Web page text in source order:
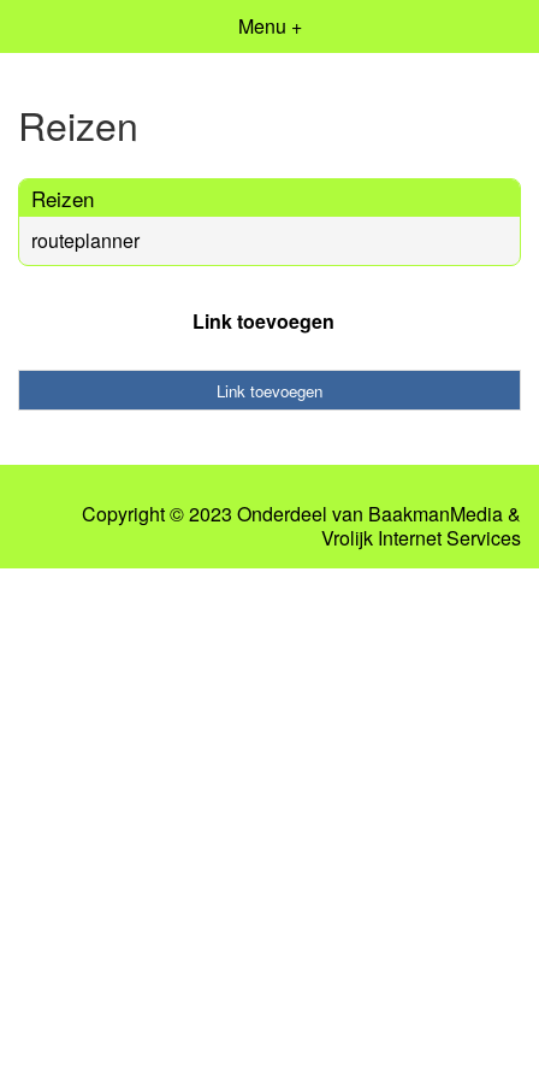
Menu +
Reizen
Reizen
routeplanner
Link toevoegen
Link toevoegen
Copyright © 2023 Onderdeel van BaakmanMedia&
Vrolijk Internet Services